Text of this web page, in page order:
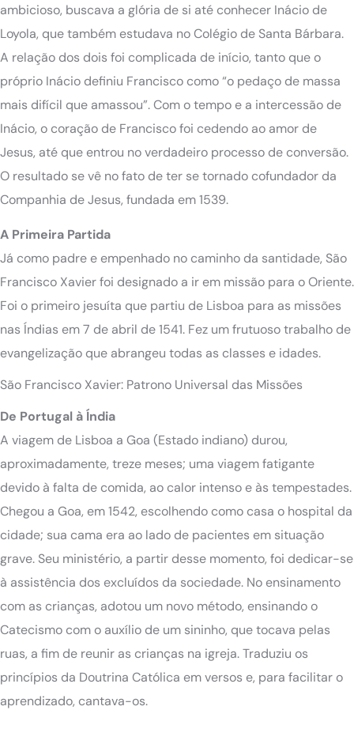
ambicioso, buscava a glória de si até conhecer Inácio de
Loyola, que também estudava no Colégio de Santa Bárbara.
A relação dos dois foi complicada de início, tanto que o
próprio Inácio definiu Francisco como “o pedaço de massa
mais difícil que amassou”. Com o tempo e a intercessão de
Inácio, o coração de Francisco foi cedendo ao amor de
Jesus, até que entrou no verdadeiro processo de conversão.
O resultado se vê no fato de ter se tornado cofundador da
Companhia de Jesus, fundada em 1539.
A Primeira Partida
Já como padre e empenhado no caminho da santidade, São
Francisco Xavier foi designado a ir em missão para o Oriente.
Foi o primeiro jesuíta que partiu de Lisboa para as missões
nas Índias em 7 de abril de 1541. Fez um frutuoso trabalho de
evangelização que abrangeu todas as classes e idades.
São Francisco Xavier: Patrono Universal das Missões
De Portugal à Índia
A viagem de Lisboa a Goa (Estado indiano) durou,
aproximadamente, treze meses; uma viagem fatigante
devido à falta de comida, ao calor intenso e às tempestades.
Chegou a Goa, em 1542, escolhendo como casa o hospital da
cidade; sua cama era ao lado de pacientes em situação
grave. Seu ministério, a partir desse momento, foi dedicar-se
à assistência dos excluídos da sociedade. No ensinamento
com as crianças, adotou um novo método, ensinando o
Catecismo com o auxílio de um sininho, que tocava pelas
ruas, a fim de reunir as crianças na igreja. Traduziu os
princípios da Doutrina Católica em versos e, para facilitar o
aprendizado, cantava-os.